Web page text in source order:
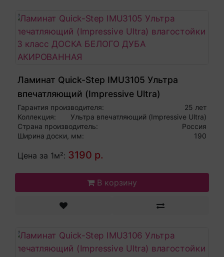
Ламинат Quick-Step IMU3105 Ультра
впечатляющий (Impressive Ultra)
влагостойкий 33 класс ДОСКА БЕЛОГО
ДУБА ЛАКИРОВАННАЯ
Гарантия производителя:
25 лет
Коллекция:
Ультра впечатляющий (Impressive Ultra)
Страна производитель:
Россия
Ширина доски, мм:
190
Цена за 1м²: 3190 р.
В корзину